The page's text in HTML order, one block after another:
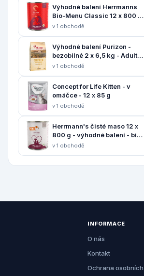
Výhodné balení Herrmanns
Bio-Menu Classic 12 x 800 g
- Bio hovězí s bio pohankou
v 1 obchodě
Výhodné balení Purizon -
bezobilné 2 x 6,5 kg - Adult
kuře & ryba - bezobilné
v 1 obchodě
Concept for Life Kitten - v
omáčce - 12 x 85 g
v 1 obchodě
Herrmann's čisté maso 12 x
800 g - výhodné balení - bio
krůtí
v 1 obchodě
INFORMACE
O nás
Kontakt
Ochrana